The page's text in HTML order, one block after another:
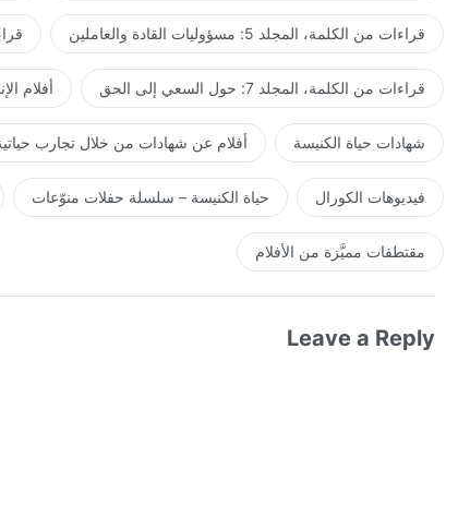
قراءات من الكلمة، المجلد 5: مسؤوليات القادة والعاملين
قراءات من الكلمة، المجلد 7: حول السعي إلى الحق أفلام
شهادات حياة الكنيسة أفلام عن شهادات من خلال تجارب
فيديوهات الكورال حياة الكنيسة – سلسلة حفلات منوّعات
مقتطفات مميَّزة من الأفلام
Leave a Reply